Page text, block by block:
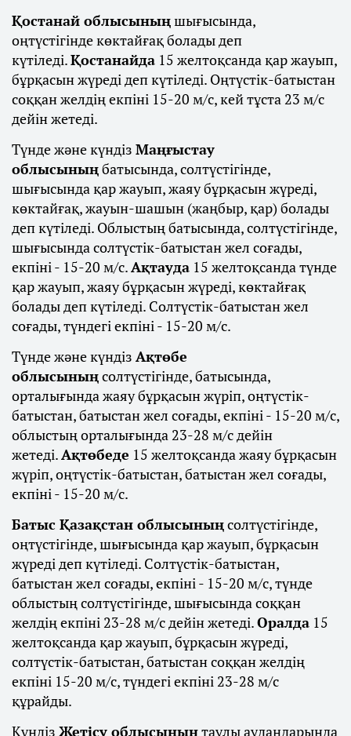
Қостанай облысыныңшығысында,
оңтүстігінде көктайғақ болады деп
күтіледі.Қостанайда 15 желтоқсанда қар жауып,
бұрқасын жүреді деп күтіледі. Оңтүстік-батыстан
соққан желдің екпіні 15-20 м/с, кей тұста 23 м/с
дейін жетеді.
Түнде және күндіз Маңғыстау
облысыныңбатысында, солтүстігінде,
шығысында қар жауып, жаяу бұрқасын жүреді,
көктайғақ, жауын-шашын (жаңбыр, қар) болады
деп күтіледі. Облыстың батысында, солтүстігінде,
шығысында солтүстік-батыстан жел соғады,
екпіні - 15-20 м/с.Ақтауда 15 желтоқсанда түнде
қар жауып, жаяу бұрқасын жүреді, көктайғақ
болады деп күтіледі. Солтүстік-батыстан жел
соғады, түндегі екпіні - 15-20 м/с.
Түнде және күндіз Ақтөбе
облысыныңсолтүстігінде, батысында,
орталығында жаяу бұрқасын жүріп, оңтүстік-
батыстан, батыстан жел соғады, екпіні - 15-20 м/с,
облыстың орталығында 23-28 м/с дейін
жетеді.Ақтөбеде 15 желтоқсанда жаяу бұрқасын
жүріп, оңтүстік-батыстан, батыстан жел соғады,
екпіні - 15-20 м/с.
Батыс Қазақстан облысыныңсолтүстігінде,
оңтүстігінде, шығысында қар жауып, бұрқасын
жүреді деп күтіледі. Солтүстік-батыстан,
батыстан жел соғады, екпіні - 15-20 м/с, түнде
облыстың солтүстігінде, шығысында соққан
желдің екпіні 23-28 м/с дейін жетеді.Оралда 15
желтоқсанда қар жауып, бұрқасын жүреді,
солтүстік-батыстан, батыстан соққан желдің
екпіні 15-20 м/с, түндегі екпіні 23-28 м/с
құрайды.
Күндіз Жетісу облысыныңтаулы аудандарында